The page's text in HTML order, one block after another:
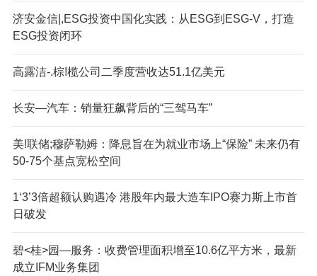
济安金信|,ESG投资中国化实践：从ESG到ESG-V，打造
ESG投资闭环
高露洁-.棕!榄公司二季度营收达51.1亿美元
长安—汽车：销量狂飙背后的“三驾马车”
美!联储;穆萨勒姆：降息旨在为就业市场上“保险” 未来仍有
50-75个基点宽松空间
1‘3’3倍超额认购遇冷 港股年内最大造车IPO赛力斯上市首
日破发
碧<桂>园—服务：收费管理面积增至10.6亿平方米，最新
成立IFM业务集团